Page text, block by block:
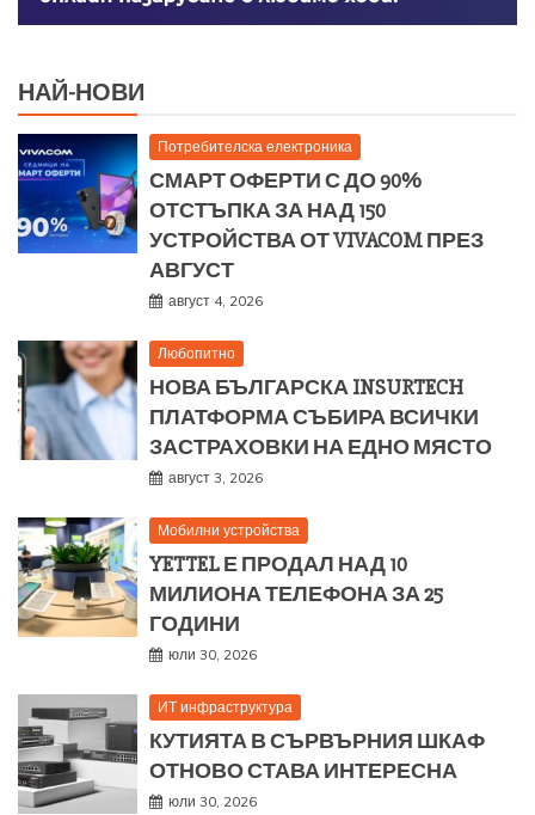
НАЙ-НОВИ
Потребителска електроника
СМАРТ ОФЕРТИ С ДО 90%
ОТСТЪПКА ЗА НАД 150
УСТРОЙСТВА ОТ VIVACOM ПРЕЗ
АВГУСТ
август 4, 2026
Любопитно
НОВА БЪЛГАРСКА INSURTECH
ПЛАТФОРМА СЪБИРА ВСИЧКИ
ЗАСТРАХОВКИ НА ЕДНО МЯСТО
август 3, 2026
Мобилни устройства
YETTEL Е ПРОДАЛ НАД 10
МИЛИОНА ТЕЛЕФОНА ЗА 25
ГОДИНИ
юли 30, 2026
ИТ инфраструктура
КУТИЯТА В СЪРВЪРНИЯ ШКАФ
ОТНОВО СТАВА ИНТЕРЕСНА
юли 30, 2026